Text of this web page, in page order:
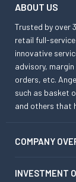
ABOUT US
Trusted by over
retail full-
innovative
advisory,
orders, etc.
such as basket
and others that
COMPANY
INVESTMENT